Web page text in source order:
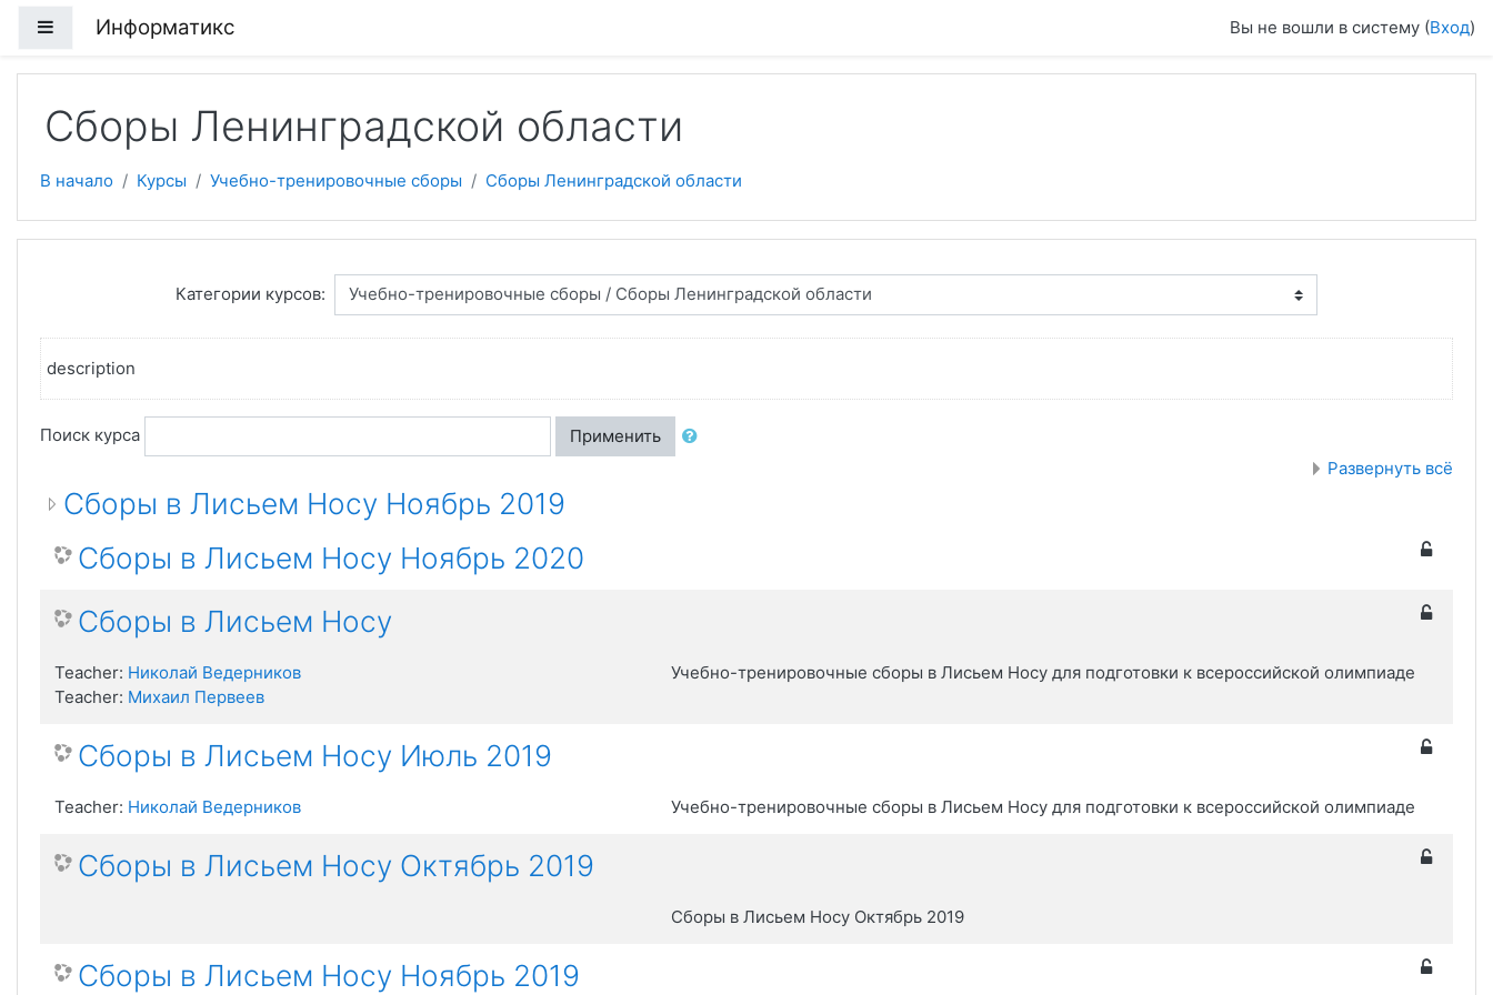
Боковая панель
Информатикс Вы не вошли в систему (Вход)
Сборы Ленинградской области
В начало Курсы Учебно-тренировочные сборы Сборы Ленинградской области
Категории курсов:
description
Поиск курса
Применить
Развернуть всё
Сборы в Лисьем Носу Ноябрь 2019
Сборы в Лисьем Носу Ноябрь 2020
Сборы в Лисьем Носу
Учебно-тренировочные сборы в Лисьем Носу для подготовки к всероссийской олимпиаде
Teacher: Николай Ведерников
Teacher: Михаил Первеев
Сборы в Лисьем Носу Июль 2019
Учебно-тренировочные сборы в Лисьем Носу для подготовки к всероссийской олимпиаде
Teacher: Николай Ведерников
Сборы в Лисьем Носу Октябрь 2019
Сборы в Лисьем Носу Октябрь 2019
Сборы в Лисьем Носу Ноябрь 2019